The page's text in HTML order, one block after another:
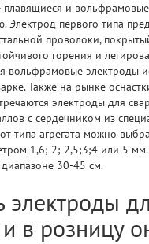
плавящиеся и
Электрод первого типа
проволоки,
горения и
вольфрамовые электроды
Также на рынке
электроды для
с сердечником из
типа агрегата можно
1,6; 2; 2,5;3;4 или 5
диапазоне 30-45 см.
электроды
в розницу